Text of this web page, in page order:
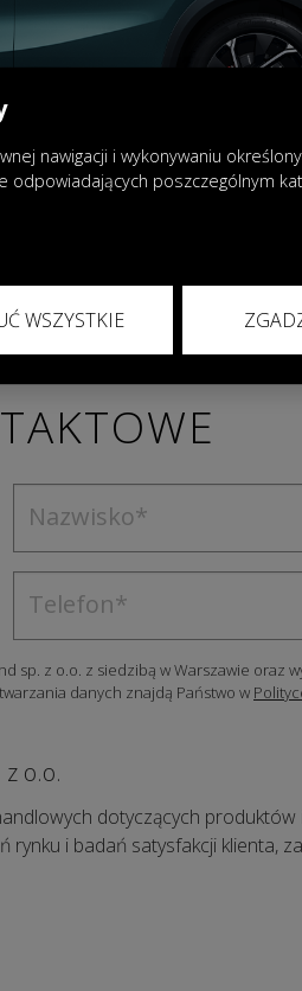
z o.o. z siedzibą w Warszawie oraz
danych znajdą Państwo w
o.o.
dotyczących produktów
i badań satysfakcji klienta,
nawigacji i wykonywaniu
odpowiadających poszczególnym
WSZYSTKIE